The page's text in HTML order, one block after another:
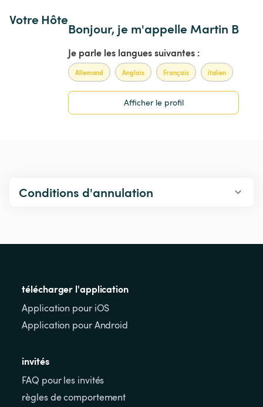
Votre Hôte
Bonjour, je m'appelle Martin B
Je parle les langues suivantes :
Allemand Anglais Français italien
Afficher le profil
Conditions d'annulation
télécharger l'application
Application pour iOS
Application pour Android
invités
FAQ pour les invités
règles de comportement